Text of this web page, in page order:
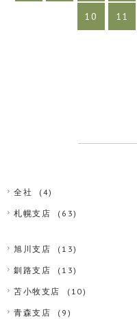
10 11
全社 (4)
札幌支店 (63)
旭川支店 (13)
釧路支店 (13)
苫小牧支店 (10)
青森支店 (9)